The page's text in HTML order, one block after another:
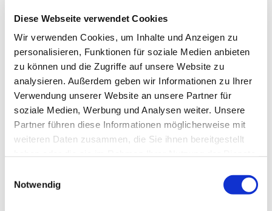
Diese Webseite verwendet Cookies
Wir verwenden Cookies, um Inhalte und Anzeigen zu
personalisieren, Funktionen für soziale Medien anbieten
zu können und die Zugriffe auf unsere Website zu
analysieren. Außerdem geben wir Informationen zu Ihrer
Verwendung unserer Website an unsere Partner für
soziale Medien, Werbung und Analysen weiter. Unsere
Partner führen diese Informationen möglicherweise mit
weiteren Daten zusammen, die Sie ihnen bereitgestellt
Notwendig
Lesehore
und die Laudes
. Dazu hören wir das
stiller Meditation.
ZumMitbetenempfehlen wirstundengebet.de
das auch als kostenloseAndroid- undiOS-App
zur Verfügung steht.